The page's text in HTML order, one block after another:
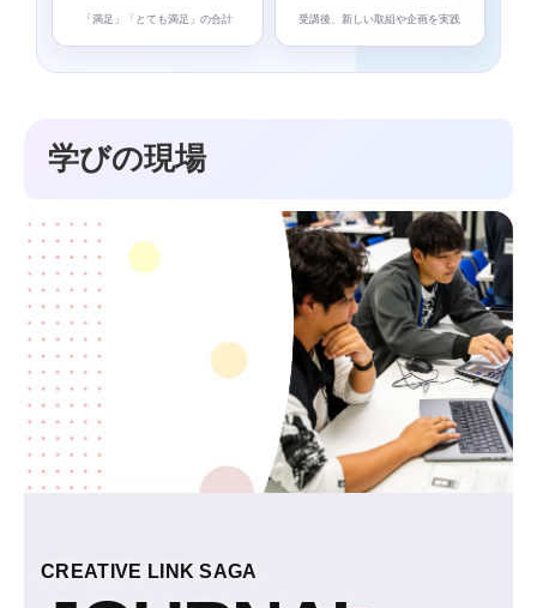
「満足」「とても満足」の合計 受講後、新しい取組や企画を実践
学びの現場
CREATIVE LINK SAGA